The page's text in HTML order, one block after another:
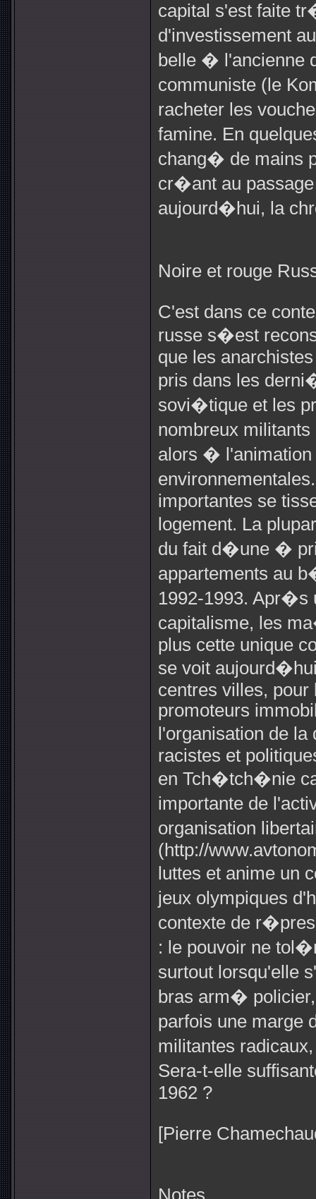
capital s'est faite
d'investissement
belle � l'ancienne
communiste (le
racheter les
famine. En
chang� de mains
cr�ant au
aujourd�hui, la
Noire et rouge
C'est dans ce
russe s�est
que les
pris dans les
sovi�tique et les
nombreux
alors � l'animation
importantes se
logement. La
du fait d�une �
appartements au
1992-1993. Apr�s
capitalisme, les
plus cette unique
se voit
centres villes, pour
promoteurs
l'organisation de
racistes et
en Tch�tch�nie
importante de
organisation
(http://
luttes et anime
jeux olympiques
contexte de
: le pouvoir ne
surtout lorsqu'elle
bras arm�
parfois une marge
militantes
Sera-t-elle
1962 ?
[Pierre
Notes